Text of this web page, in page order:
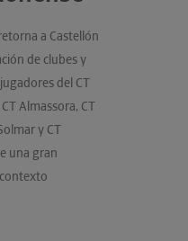
a Castellón
de clubes y
del CT
Almassora, CT
y CT
una gran